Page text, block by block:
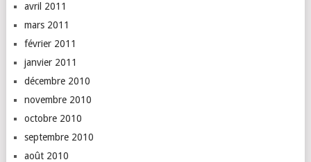
avril 2011
mars 2011
février 2011
janvier 2011
décembre 2010
novembre 2010
octobre 2010
septembre 2010
août 2010